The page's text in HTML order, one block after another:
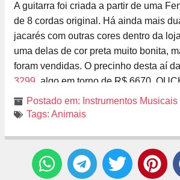
A guitarra foi criada a partir de uma
de 8 cordas original. Há ainda mais
jacarés com outras cores dentro da
uma delas de cor preta muito bonita,
foram vendidas. O precinho desta aí
3299 , algo em torno de R$ 6670.
Postado em: Instrumentos Musicais
Tags: Animais